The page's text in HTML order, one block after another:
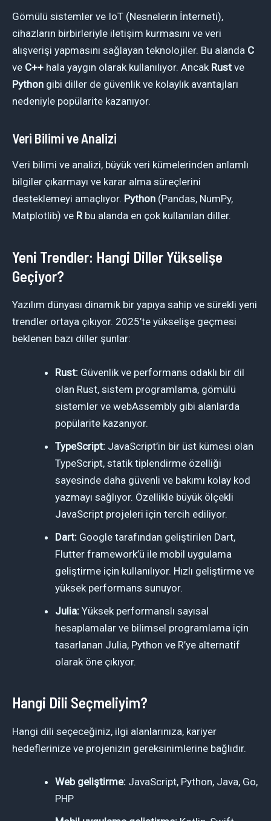
Gömülü sistemler ve IoT (Nesnelerin İnterneti),
cihazların birbirleriyle iletişim kurmasını ve veri
alışverişi yapmasını sağlayan teknolojiler. Bu alanda C
ve C++ hala yaygın olarak kullanılıyor. Ancak Rust ve
Python gibi diller de güvenlik ve kolaylık avantajları
nedeniyle popülarite kazanıyor.
Veri Bilimi ve Analizi
Veri bilimi ve analizi, büyük veri kümelerinden anlamlı
bilgiler çıkarmayı ve karar alma süreçlerini
desteklemeyi amaçlıyor. Python (Pandas, NumPy,
Matplotlib) ve Rbu alanda en çok kullanılan diller.
Yeni Trendler: Hangi Diller Yükselişe
Geçiyor?
Yazılım dünyası dinamik bir yapıya sahip ve sürekli yeni
trendler ortaya çıkıyor. 2025’te yükselişe geçmesi
beklenen bazı diller şunlar:
Rust: Güvenlik ve performans odaklı bir dil
olan Rust, sistem programlama, gömülü
sistemler ve webAssembly gibi alanlarda
popülarite kazanıyor.
TypeScript: JavaScript’in bir üst kümesi olan
TypeScript, statik tiplendirme özelliği
sayesinde daha güvenli ve bakımı kolay kod
yazmayı sağlıyor. Özellikle büyük ölçekli
JavaScript projeleri için tercih ediliyor.
Dart: Google tarafından geliştirilen Dart,
Flutter framework’ü ile mobil uygulama
geliştirme için kullanılıyor. Hızlı geliştirme ve
yüksek performans sunuyor.
Julia: Yüksek performanslı sayısal
hesaplamalar ve bilimsel programlama için
tasarlanan Julia, Python ve R’ye alternatif
olarak öne çıkıyor.
Hangi Dili Seçmeliyim?
Hangi dili seçeceğiniz, ilgi alanlarınıza, kariyer
hedeflerinize ve projenizin gereksinimlerine bağlıdır.
Web geliştirme: JavaScript, Python, Java, Go,
PHP